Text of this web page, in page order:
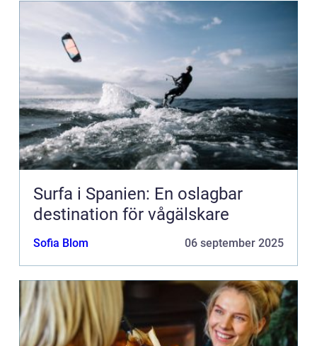
Surfa i Spanien: En oslagbar
destination för vågälskare
Sofia Blom 06 september 2025